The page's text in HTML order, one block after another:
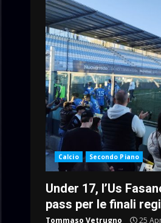
Calcio Secondo Piano
Under 17, l’Us
pass per le finali
Tommaso Vetrugno 25